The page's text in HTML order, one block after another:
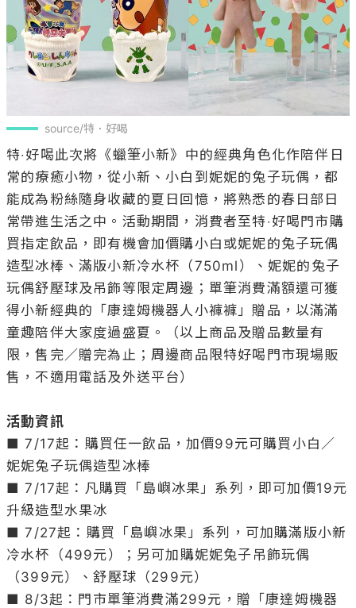
source/特．好喝
特‧好喝此次將《蠟筆小新》中的經典角色化作陪伴日
常的療癒小物，從小新、小白到妮妮的兔子玩偶，都
能成為粉絲隨身收藏的夏日回憶，將熟悉的春日部日
常帶進生活之中。活動期間，消費者至特‧好喝門市購
買指定飲品，即有機會加價購小白或妮妮的兔子玩偶
造型冰棒、滿版小新冷水杯（750ml）、妮妮的兔子
玩偶舒壓球及吊飾等限定周邊；單筆消費滿額還可獲
得小新經典的「康達姆機器人小褲褲」贈品，以滿滿
童趣陪伴大家度過盛夏。（以上商品及贈品數量有
限，售完／贈完為止；周邊商品限特好喝門市現場販
售，不適用電話及外送平台）
活動資訊
■ 7/17起：購買任一飲品，加價99元可購買小白／
妮妮兔子玩偶造型冰棒
■ 7/17起：凡購買「島嶼冰果」系列，即可加價19元
升級造型水果冰
■ 7/27起：購買「島嶼冰果」系列，可加購滿版小新
冷水杯（499元）；另可加購妮妮兔子吊飾玩偶
（399元）、舒壓球（299元）
■ 8/3起：門市單筆消費滿299元，贈「康達姆機器